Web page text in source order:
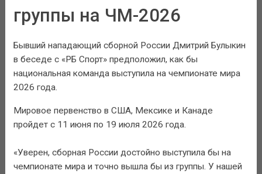
группы на ЧМ-2026
Бывший нападающий сборной России Дмитрий Булыкин
в беседе с «РБ Спорт» предположил, как бы
национальная команда выступила на чемпионате мира
2026 года.
Мировое первенство в США, Мексике и Канаде
пройдет с 11 июня по 19 июля 2026 года.
«Уверен, сборная России достойно выступила бы на
чемпионате мира и точно вышла бы из группы. У нашей